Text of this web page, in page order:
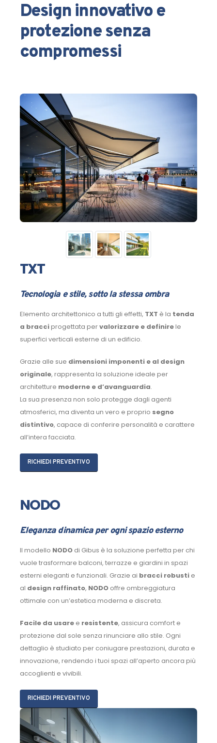
Design innovativo e
protezione senza
compromessi
TXT
Tecnologia e stile, sotto la stessa ombra
Elemento architettonico a tutti gli effetti, TXT è la tenda
a bracciprogettata pervalorizzare e definirele
superfici verticali esterne di un edificio.
Grazie alle sue dimensioni imponenti e al design
originale, rappresenta la soluzione ideale per
architetture moderne e d’avanguardia.
La sua presenza non solo protegge dagli agenti
atmosferici, ma diventa un vero e proprio segno
distintivo, capace di conferire personalità e carattere
all’intera facciata.
RICHIEDI PREVENTIVO
NODO
Eleganza dinamica per ogni spazio esterno
Il modello NODO di Gibus è la soluzione perfetta per chi
vuole trasformare balconi, terrazze e giardini in spazi
esterni eleganti e funzionali. Grazie ai bracci robusti e
al design raffinato, NODOoffre ombreggiatura
ottimale con un’estetica moderna e discreta.
Facile da usaree resistente, assicura comfort e
protezione dal sole senza rinunciare allo stile. Ogni
dettaglio è studiato per coniugare prestazioni, durata e
innovazione, rendendo i tuoi spazi all’aperto ancora più
accoglienti e vivibili.
RICHIEDI PREVENTIVO